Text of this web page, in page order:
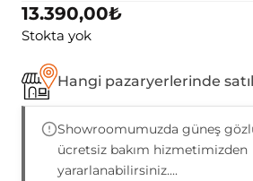
13.390,00₺
Stokta yok
Hangi pazaryerlerinde
Showroomumuzda güneş
ücretsiz bakım hizmetimizden
yararlanabilirsiniz....